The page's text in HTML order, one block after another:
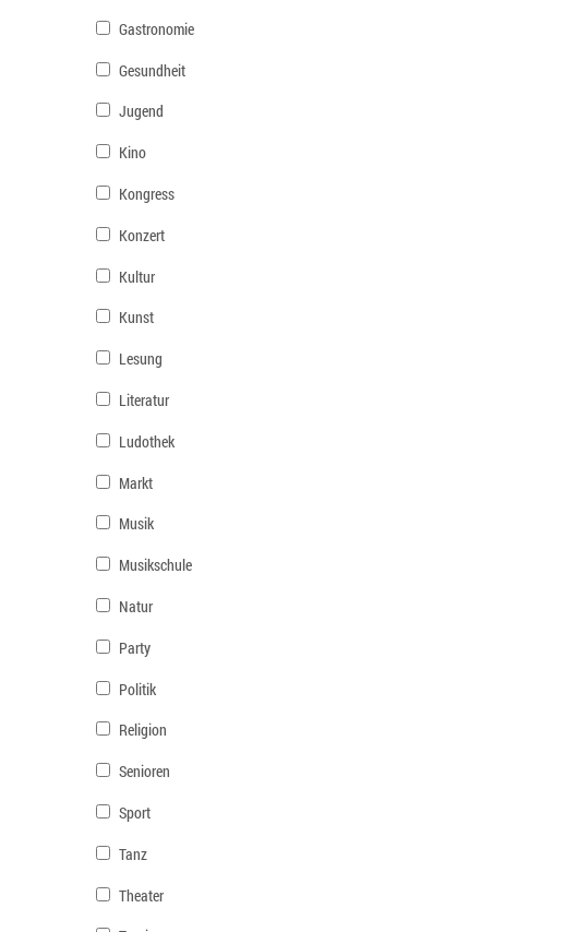
Gastronomie
Gesundheit
Jugend
Kino
Kongress
Konzert
Kultur
Kunst
Lesung
Literatur
Ludothek
Markt
Musik
Musikschule
Natur
Party
Politik
Religion
Senioren
Sport
Tanz
Theater